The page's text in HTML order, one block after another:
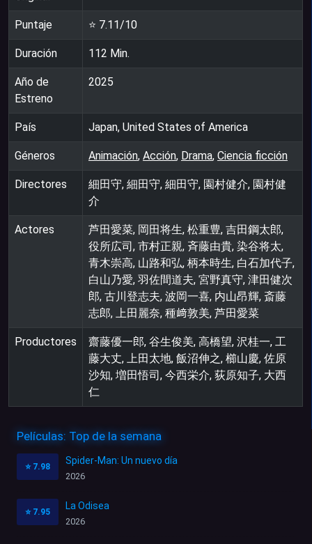
Puntaje ⭐ 7.11/10
Duración 112 Min.
Año de
Estreno
2025
País Japan, United States of America
Géneros Animación, Acción, Drama, Ciencia ficción
Directores
細田守, 細田守, 細田守, 園村健介, 園村健
介
Actores
芦田愛菜, 岡田将生, 松重豊, 吉田鋼太郎,
役所広司, 市村正親, 斉藤由貴, 染谷将太,
青木崇高, 山路和弘, 柄本時生, 白石加代子,
白山乃愛, 羽佐間道夫, 宮野真守, 津田健次
郎, 古川登志夫, 波岡一喜, 内山昂輝, 斎藤
志郎, 上田麗奈, 種﨑敦美, 芦田愛菜
Productores
齋藤優一郎, 谷生俊美, 高橋望, 沢桂一, 工
藤大丈, 上田太地, 飯沼伸之, 櫛山慶, 佐原
沙知, 増田悟司, 今西栄介, 荻原知子, 大西
仁
Películas: Top de la semana
⭐ 7.98
Spider-Man: Un nuevo día
2026
⭐ 7.95
La Odisea
2026